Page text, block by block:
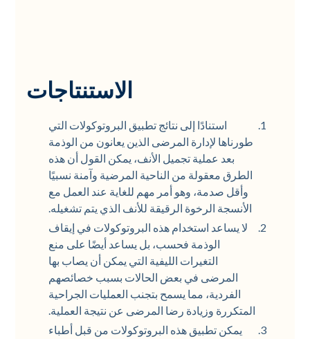
الاستنتاجات
استنادًا إلى نتائج تطبيق البروتوكولات التي
طورناها لإدارة المرضى الذين يعانون من الوذمة
بعد عملية تجميل الأنف، يمكن القول أن هذه
الطرق معقولة من الناحية المرضية وآمنة نسبيًا
وأقل صدمة، وهو أمر مهم للغاية عند العمل مع
الأنسجة الرخوة الرقيقة للأنف الذي يتم تشغيله.
لا يساعد استخدام هذه البروتوكولات في إيقاف
الوذمة فحسب، بل يساعد أيضًا على منع
التغيرات الليفية التي يمكن أن يصاب بها
المرضى في بعض الحالات بسبب خصائصهم
الفردية، مما يسمح بتجنب العمليات الجراحية
المتكررة وزيادة رضا المرضى عن نتيجة العملية.
يمكن تطبيق هذه البروتوكولات من قبل أطباء